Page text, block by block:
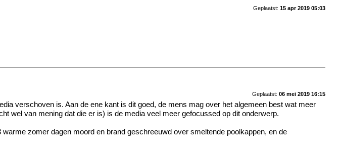
Geplaatst: 15 apr 2019 05:03
Geplaatst: 06 mei 2019 16:15
verschoven is. Aan de ene kant is dit goed, de mens mag over het algemeen best wat meer
wel van mening dat die er is) is de media veel meer gefocussed op dit onderwerp.
zomer dagen moord en brand geschreeuwd over smeltende poolkappen, en de